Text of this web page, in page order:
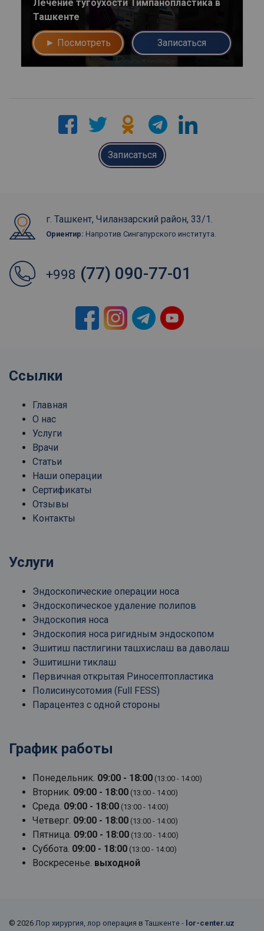
Лечение тугоухости Тимпанопластика в
Ташкенте
► Посмотреть Записаться
Записаться
г. Ташкент, Чиланзарский район, 33/1.
Ориентир: Напротив Сингапурского института.
+998 (77) 090-77-01
Ссылки
Главная
О нас
Услуги
Врачи
Статьи
Наши операции
Сертификаты
Отзывы
Контакты
Услуги
Эндоскопические операции носа
Эндоскопическое удаление полипов
Эндоскопия носа
Эндоскопия носа ригидным эндоскопом
Эшитиш пастлигини ташхислаш ва даволаш
Эшитишни тиклаш
Первичная открытая Риносептопластика
Полисинусотомия (Full FESS)
Парацентез с одной стороны
График работы
Понедельник. 09:00 - 18:00 (13:00 - 14:00)
Вторник. 09:00 - 18:00 (13:00 - 14:00)
Среда. 09:00 - 18:00 (13:00 - 14:00)
Четверг. 09:00 - 18:00 (13:00 - 14:00)
Пятница. 09:00 - 18:00 (13:00 - 14:00)
Суббота. 09:00 - 18:00 (13:00 - 14:00)
Воскресенье. выходной
© 2026 Лор хирургия, лор операция в Ташкенте - lor-center.uz